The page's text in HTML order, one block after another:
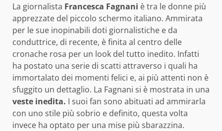
La giornalista Francesca Fagnani è tra le donne più
apprezzate del piccolo schermo italiano. Ammirata
per le sue inopinabili doti giornalistiche e da
conduttrice, di recente, è finita al centro delle
cronache rosa per un look del tutto inedito. Infatti
ha postato una serie di scatti attraverso i quali ha
immortalato dei momenti felici e, ai più attenti non è
sfuggito un dettaglio. La Fagnani si è mostrata in una
veste inedita. I suoi fan sono abituati ad ammirarla
con uno stile più sobrio e definito, questa volta
invece ha optato per una mise più sbarazzina.